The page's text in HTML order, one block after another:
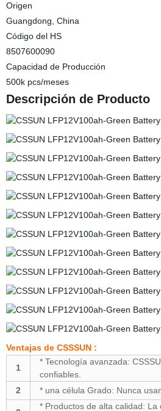
Origen
Guangdong, China
Código del HS
8507600090
Capacidad de Producción
500k pcs/meses
Descripción de Producto
Ventajas de CSSSUN :
1
* Tecnología avanzada:
confiables.
2
* una célula Grado: Nunca
* Productos de alta calidad: